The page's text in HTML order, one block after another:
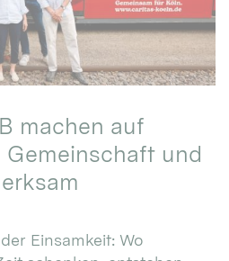
machen auf
und
Einsamkeit: Wo